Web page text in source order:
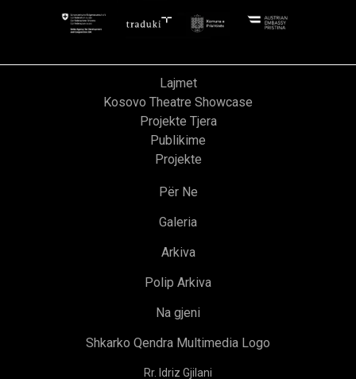
Lajmet
Kosovo Theatre Showcase
Projekte Tjera
Publikime
Projekte
Për Ne
Galeria
Arkiva
Polip Arkiva
Na gjeni
Shkarko Qendra Multimedia Logo
Rr. Idriz Gjilani